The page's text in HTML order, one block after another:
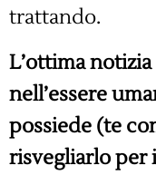
trattando.
L’ottima
nell’essere
possiede (te
risvegliarlo per